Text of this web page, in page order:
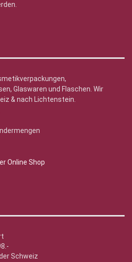
Glaswaren und Flaschen. Wir
& nach Lichtenstein.
Schweiz